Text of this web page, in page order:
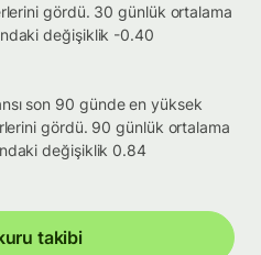
gördü. 30 günlük ortalama
değişiklik -0.40
son 90 günde en yüksek
gördü. 90 günlük ortalama
değişiklik 0.84
takibi